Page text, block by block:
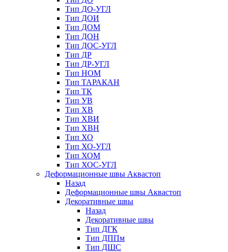
Тип ДО-УГЛ
Тип ДОИ
Тип ДОМ
Тип ДОН
Тип ДОС-УГЛ
Тип ДР
Тип ДР-УГЛ
Тип НОМ
Тип ТАРАКАН
Тип ТК
Тип УВ
Тип ХВ
Тип ХВИ
Тип ХВН
Тип ХО
Тип ХО-УГЛ
Тип ХОМ
Тип ХОС-УГЛ
Деформационные швы Аквастоп
Назад
Деформационные швы Аквастоп
Декоративные швы
Назад
Декоративные швы
Тип ДГК
Тип ДППм
Тип ДШС